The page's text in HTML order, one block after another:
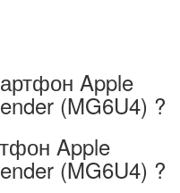
Apple
(MG6U4) ?
Apple
(MG6U4) ?